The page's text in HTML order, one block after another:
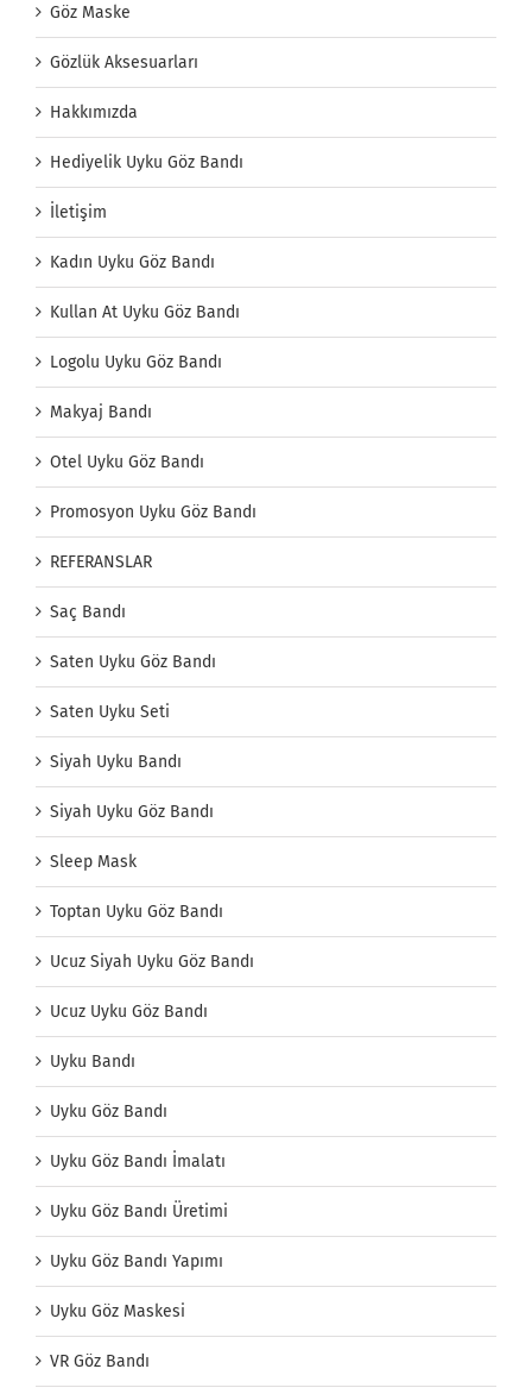
Göz Maske
Gözlük Aksesuarları
Hakkımızda
Hediyelik Uyku Göz Bandı
İletişim
Kadın Uyku Göz Bandı
Kullan At Uyku Göz Bandı
Logolu Uyku Göz Bandı
Makyaj Bandı
Otel Uyku Göz Bandı
Promosyon Uyku Göz Bandı
REFERANSLAR
Saç Bandı
Saten Uyku Göz Bandı
Saten Uyku Seti
Siyah Uyku Bandı
Siyah Uyku Göz Bandı
Sleep Mask
Toptan Uyku Göz Bandı
Ucuz Siyah Uyku Göz Bandı
Ucuz Uyku Göz Bandı
Uyku Bandı
Uyku Göz Bandı
Uyku Göz Bandı İmalatı
Uyku Göz Bandı Üretimi
Uyku Göz Bandı Yapımı
Uyku Göz Maskesi
VR Göz Bandı